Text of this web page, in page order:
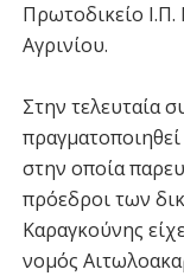
Πρωτοδικείο
Αγρινίου.
Στην τελευταία
στην οποία
πρόεδροι των
Καραγκούνης
νομός